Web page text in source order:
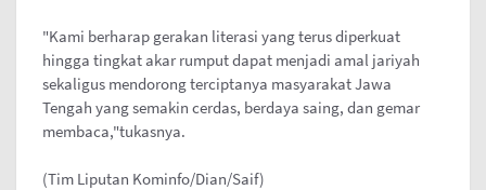
"Kami berharap gerakan literasi yang terus diperkuat
hingga tingkat akar rumput dapat menjadi amal jariyah
sekaligus mendorong terciptanya masyarakat Jawa
Tengah yang semakin cerdas, berdaya saing, dan gemar
membaca,"tukasnya.
(Tim Liputan Kominfo/Dian/Saif)